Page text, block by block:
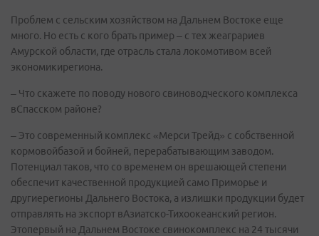
Проблем с сельским хозяйством на Дальнем Востоке еще
много. Но есть с кого брать пример – с тех жеаграриев
Амурской области, где отрасль стала локомотивом всей
экономикирегиона.
– Что скажете по поводу нового свиноводческого комплекса
вСпасском районе?
– Это современный комплекс «Мерси Трейд» с собственной
кормовойбазой и бойней, перерабатывающим заводом.
Потенциал таков, что со временем он врешающей степени
обеспечит качественной продукцией само Приморье и
другиерегионы Дальнего Востока, а излишки продукции будет
отправлять на экспорт вАзиатско-Тихоокеанский регион.
Этопервый на Дальнем Востоке свинокомплекс на 24 тысячи